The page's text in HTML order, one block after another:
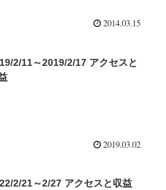
2014.03.15
2/11～2019/2/17 アクセスと
2019.03.02
2/21～2/27 アクセスと収益